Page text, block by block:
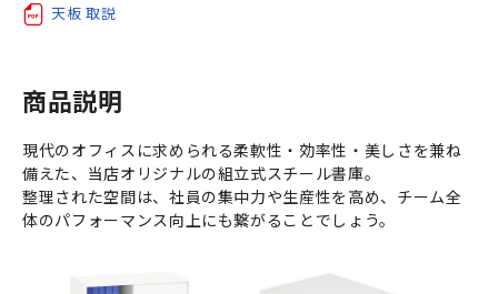
天板 取説
商品説明
現代のオフィスに求められる柔軟性・効率性・美しさを兼ね
備えた、当店オリジナルの組立式スチール書庫。
整理された空間は、社員の集中力や生産性を高め、チーム全
体のパフォーマンス向上にも繋がることでしょう。